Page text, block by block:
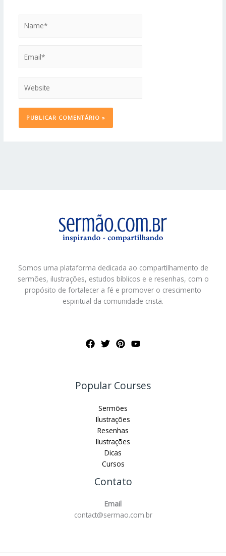
Somos uma plataforma dedicada ao compartilhamento de
sermões, ilustrações, estudos bíblicos e e resenhas, com o
propósito de fortalecer a fé e promover o crescimento
espiritual da comunidade cristã.
Popular Courses
Sermões
Ilustrações
Resenhas
Ilustrações
Dicas
Cursos
Contato
Email
contact@sermao.com.br